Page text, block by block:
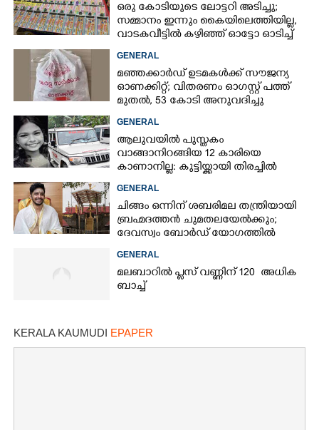
ഒരു കോടിയുടെ ലോട്ടറി അടിച്ചു;
സമ്മാനം ഇന്നും കൈയിലെത്തിയില്ല,
വാടകവീട്ടിൽ കഴിഞ്ഞ് ഓട്ടോ ഓടിച്ച്
GENERAL
മഞ്ഞക്കാർഡ് ഉടമകൾക്ക് സൗജന്യ
ഓണക്കിറ്റ്; വിതരണം ഓഗസ്റ്റ് പത്ത്
മുതൽ, 53 കോടി അനുവദിച്ചു
GENERAL
ആലുവയിൽ പുസ്തകം
വാങ്ങാനിറങ്ങിയ 12 കാരിയെ
കാണാനില്ല: കുട്ടിയ്ക്കായി തിരച്ചിൽ
GENERAL
ചിങ്ങം ഒന്നിന് ശബരിമല തന്ത്രിയായി
ബ്രഹ്മദത്തൻ ചുമതലയേൽക്കും;
ദേവസ്വം ബോർഡ് യോഗത്തിൽ
GENERAL
മലബാറിൽ പ്ലസ് വണ്ണിന് 120 അധിക
ബാച്ച്
KERALA KAUMUDI EPAPER